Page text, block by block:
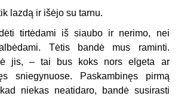
lazdą ir išėjo su tarnu.
tirtėdami iš siaubo ir nerimo, nei
Tėtis bandė mus raminti.
jis, – tai bus koks nors elgeta ar
sniegynuose. Paskambinęs pirmą
niekas neatidaro, bandė susirasti